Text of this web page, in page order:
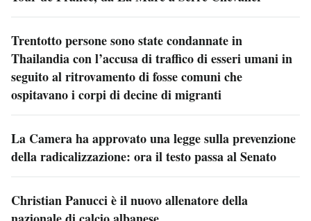
Trentotto persone sono state condannate in
Thailandia con l’accusa di traffico di esseri umani in
seguito al ritrovamento di fosse comuni che
ospitavano i corpi di decine di migranti
La Camera ha approvato una legge sulla prevenzione
della radicalizzazione: ora il testo passa al Senato
Christian Panucci è il nuovo allenatore della